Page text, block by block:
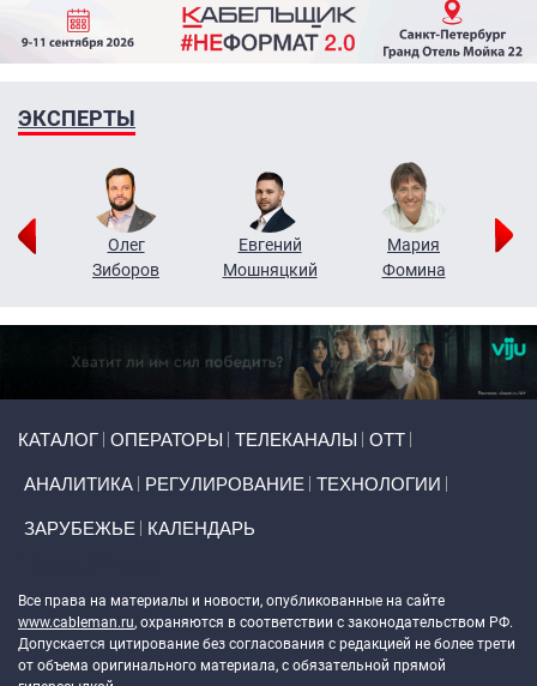
ЭКСПЕРТЫ
Олег
Зиборов
Евгений
Мошняцкий
Мария
Фомина
КАТАЛОГ ОПЕРАТОРЫ ТЕЛЕКАНАЛЫ ОТТ
АНАЛИТИКА РЕГУЛИРОВАНИЕ ТЕХНОЛОГИИ
ЗАРУБЕЖЬЕ КАЛЕНДАРЬ
Все права на материалы и новости, опубликованные на сайте
www.cableman.ru, охраняются в соответствии с законодательством РФ.
Допускается цитирование без согласования с редакцией не более трети
от объема оригинального материала, с обязательной прямой